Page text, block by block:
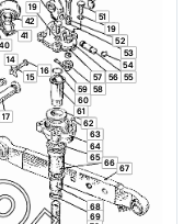
14
15
16
17
19
19
40
41
42 51
52
53
54
55
56
57
58
59
60
61
62
63
64
65
66
67
68
69